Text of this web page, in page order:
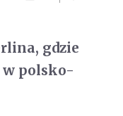
gdzie
w polsko-